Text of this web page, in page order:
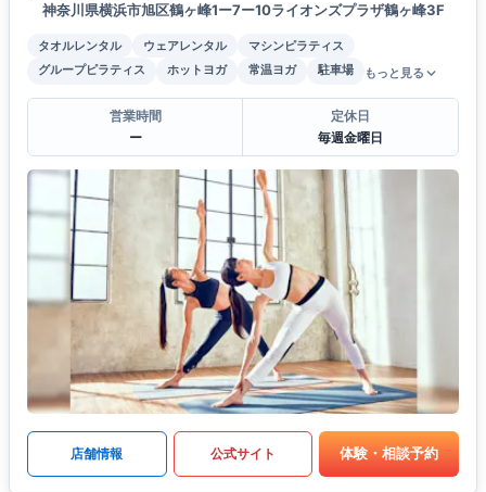
神奈川県横浜市旭区鶴ヶ峰1ー7ー10ライオンズプラザ鶴ヶ峰3F
タオルレンタル ウェアレンタル
マシンピラティス
グループピラティス
ホットヨガ 常温ヨガ 駐車場 もっと見る
営業時間
ー
定休日
毎週金曜日
店舗情報 公式サイト 体験・相談予約